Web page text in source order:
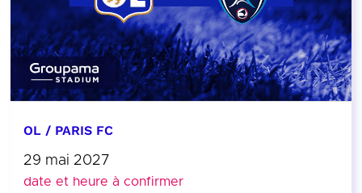
OL / PARIS FC
29 mai 2027
date et heure à confirmer